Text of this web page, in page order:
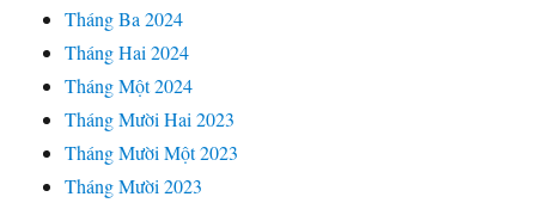
Tháng Ba 2024
Tháng Hai 2024
Tháng Một 2024
Tháng Mười Hai 2023
Tháng Mười Một 2023
Tháng Mười 2023